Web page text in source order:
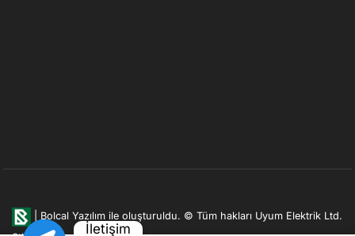
Bolcal Yazılım ile oluşturuldu. © Tüm hakları Uyum Elektrik Ltd.
İletişim